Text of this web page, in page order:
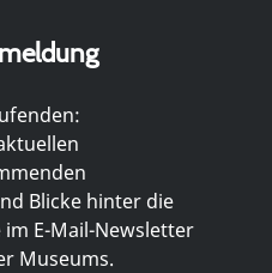
Blicke hinter die
im E-Mail-Newsletter
Museums.